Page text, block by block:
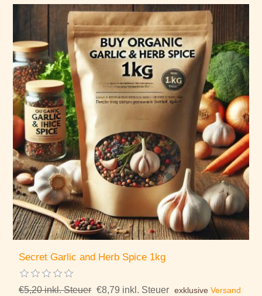
Secret Garlic and Herb Spice 1kg
€5,20 inkl. Steuer €8,79 inkl. Steuer exklusiveVersand